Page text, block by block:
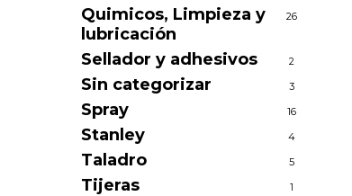
Quimicos, Limpieza y
lubricación
26
Sellador y adhesivos 2
Sin categorizar 3
Spray 16
Stanley 4
Taladro 5
Tijeras 1